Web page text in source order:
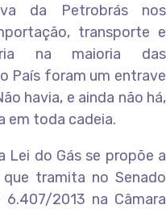
da Petrobrás nos
transporte e
na maioria das
País foram um entrave
havia, e ainda não há,
em toda cadeia.
Lei do Gás se propõe a
tramita no Senado
2013 na Câmara